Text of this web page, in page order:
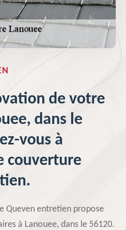
de votre
dans le
vous à
couverture
Queven entretien propose
à Lanouee, dans le 56120.